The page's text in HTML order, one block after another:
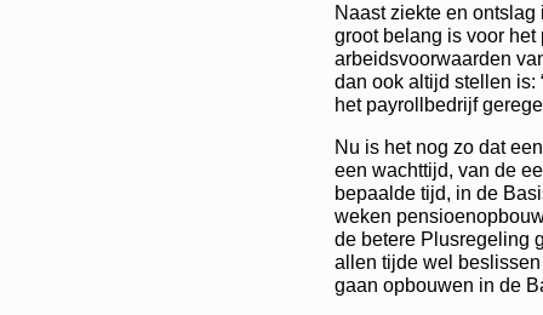
Naast ziekte en
groot belang is voor
arbeidsvoorwaarden
dan ook altijd stellen is:
het payrollbedrijf
Nu is het nog zo dat
een wachttijd, van de
bepaalde tijd, in de
weken
de betere Plusregeling
allen tijde wel
gaan opbouwen in de